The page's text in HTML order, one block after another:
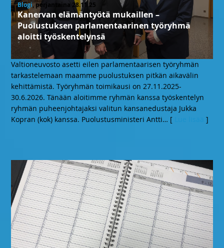
Blogi, perjantaina 28.11.25
Kanervan elämäntyötä mukaillen –
Puolustuksen parlamentaarinen työryhmä
aloitti työskentelynsä
Valtioneuvosto asetti eilen parlamentaarisen työryhmän
tarkastelemaan maamme puolustuksen pitkän aikavälin
kehittämistä. Työryhmän toimikausi on 27.11.2025-
30.6.2026. Tänään aloitimme ryhmän kanssa työskentelyn
ryhmän puheenjohtajaksi valitun kansanedustaja Jukka
Kopran (kok) kanssa. Puolustusministeri Antti… [ ]